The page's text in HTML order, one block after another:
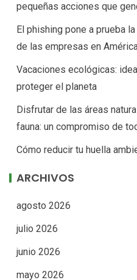
pequeñas acciones que
El phishing pone a prueba
de las empresas en
Vacaciones ecológicas:
proteger el planeta
Disfrutar de las áreas
fauna: un compromiso de
Cómo reducir tu huella
ARCHIVOS
agosto 2026
julio 2026
junio 2026
mayo 2026